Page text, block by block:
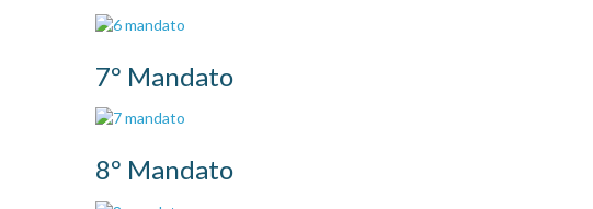
7º Mandato
8º Mandato